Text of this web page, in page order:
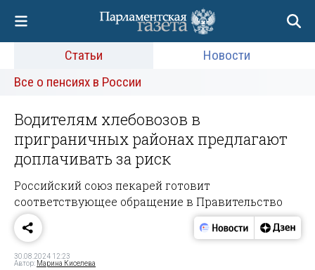
Статьи
Новости
Все о пенсиях в России
Водителям хлебовозов в
приграничных районах предлагают
доплачивать за риск
Российский союз пекарей готовит
соответствующее обращение в Правительство
30.08.2024 12:23
Автор: Марина Киселева